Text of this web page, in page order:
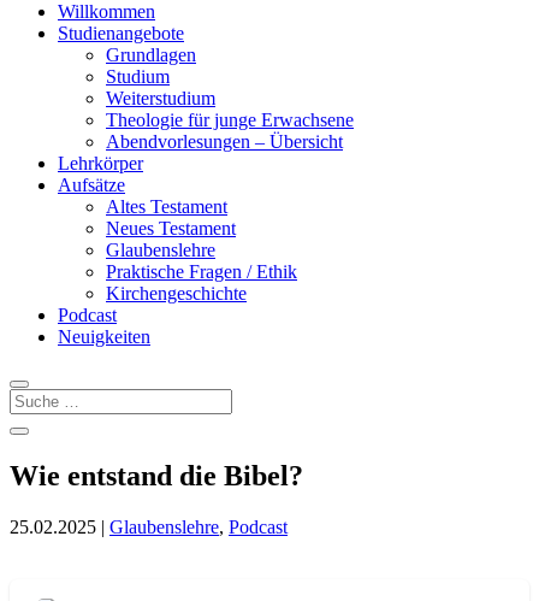
Willkommen
Studienangebote
Grundlagen
Studium
Weiterstudium
Theologie für junge Erwachsene
Abendvorlesungen – Übersicht
Lehrkörper
Aufsätze
Altes Testament
Neues Testament
Glaubenslehre
Praktische Fragen / Ethik
Kirchengeschichte
Podcast
Neuigkeiten
Wie entstand die Bibel?
25.02.2025 | Glaubenslehre, Podcast